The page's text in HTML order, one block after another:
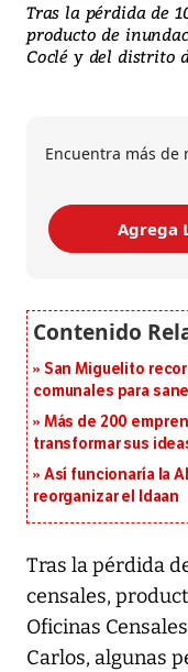
Tras la pérdida de
producto de
Coclé y del distrito
Encuentra más de
Agrega
San Miguelito
comunales para
Más de 200
transformar sus
Así funcionaría la
reorganizar el Idaan
Tras la pérdida
censales,
Oficinas
Carlos, algunas